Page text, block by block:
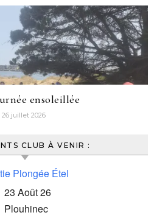
ensoleillée
26 juillet 2026
CLUB À VENIR :
Plongée Étel
23 Août 26
Plouhinec